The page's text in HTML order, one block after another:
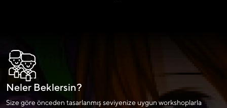
Neler Beklersin?
Size göre önceden tasarlanmış seviyenize uygun workshoplarla